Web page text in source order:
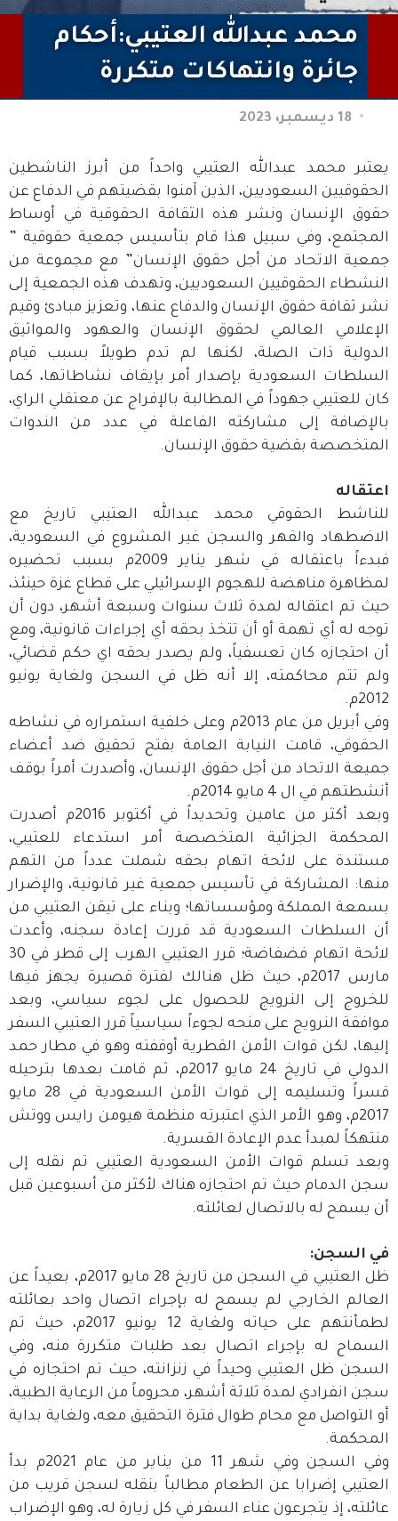
محمد عبدالله العتيبي:أحكام
جائرة وانتهاكات متكررة
18 ديسمبر، 2023
يعتبر محمد عبدالله العتيبي واحداً من أبرز الناشطين
الحقوقيين السعوديين، الذين آمنوا بقضيتهم في الدفاع عن
حقوق الإنسان ونشر هذه الثقافة الحقوقية في أوساط
المجتمع، وفي سبيل هذا قام بتأسيس جمعية حقوقية ”
جمعية الاتحاد من أجل حقوق الإنسان” مع مجموعة من
النشطاء الحقوقيين السعوديين، وتهدف هذه الجمعية إلى
نشر ثقافة حقوق الإنسان والدفاع عنها، وتعزيز مبادئ وقيم
الإعلامي العالمي لحقوق الإنسان والعهود والمواثيق
الدولية ذات الصلة، لكنها لم تدم طويلاً بسبب قيام
السلطات السعودية بإصدار أمر بإيقاف نشاطاتها، كما
كان للعتيبي جهوداً في المطالبة بالإفراج عن معتقلي الراي،
بالإضافة إلى مشاركته الفاعلة في عدد من الندوات
المتخصصة بقضية حقوق الإنسان.
اعتقاله
للناشط الحقوقي محمد عبدالله العتيبي تاريخ مع
الاضطهاد والقهر والسجن غير المشروع في السعودية،
فبدءاً باعتقاله في شهر يناير 2009م بسبب تحضيره
لمظاهرة مناهضة للهجوم الإسرائيلي على قطاع غزة حينئذ،
حيث تم اعتقاله لمدة ثلاث سنوات وسبعة أشهر، دون أن
توجه له أي تهمة أو أن تتخذ بحقه أي إجراءات قانونية، ومع
أن احتجازه كان تعسفياً، ولم يصدر بحقه اي حكم قضائي،
ولم تتم محاكمته، إلا أنه ظل في السجن ولغاية يونيو
2012م.
وفي أبريل من عام 2013م وعلى خلفية استمراره في نشاطه
الحقوقي، قامت النيابة العامة بفتح تحقيق ضد أعضاء
جميعة الاتحاد من أجل حقوق الإنسان، وأصدرت أمراً بوقف
أنشطتهم في ال 4 مايو 2014م.
وبعد أكثر من عامين وتحديداً في أكتوبر 2016م أصدرت
المحكمة الجزائية المتخصصة أمر استدعاء للعتيبي،
مستندة على لائحة اتهام بحقه شملت عدداً من التهم
منها: المشاركة في تأسيس جمعية غير قانونية، والإضرار
بسمعة المملكة ومؤسساتها؛ وبناء على تيقن العتيبي من
أن السلطات السعودية قد قررت إعادة سجنه، وأعدت
لائحة اتهام فضفاضة؛ قرر العتيبي الهرب إلى قطر في 30
مارس 2017م، حيث ظل هنالك لفترة قصيرة يجهز فيها
للخروج إلى النرويج للحصول على لجوء سياسي، وبعد
موافقة النرويج على منحه لجوءاً سياسياً قرر العتيبي السفر
إليها، لكن قوات الأمن القطرية أوقفته وهو في مطار حمد
الدولي في تاريخ 24 مايو 2017م، ثم قامت بعدها بترحيله
قسراً وتسليمه إلى قوات الأمن السعودية في 28 مايو
2017م، وهو الأمر الذي اعتبرته منظمة هيومن رايس ووتش
منتهكاً لمبدأ عدم الإعادة القسرية.
وبعد تسلم قوات الأمن السعودية العتيبي تم نقله إلى
سجن الدمام حيث تم احتجازه هناك لأكثر من أسبوعين قبل
أن يسمح له بالاتصال لعائلته.
في السجن:
ظل العتيبي في السجن من تاريخ 28 مايو 2017م، بعيداً عن
العالم الخارجي لم يسمح له بإجراء اتصال واحد بعائلته
لطمأنتهم على حياته ولغاية 12 يونيو 2017م، حيث تم
السماح له بإجراء اتصال بعد طلبات متكررة منه، وفي
السجن ظل العتيبي وحيداً في زنزانته، حيث تم احتجازه في
سجن انفرادي لمدة ثلاثة أشهر، محروماً من الرعاية الطبية،
أو التواصل مع محام طوال فترة التحقيق معه، ولغاية بداية
المحكمة.
وفي السجن وفي شهر 11 من يناير من عام 2021م بدأ
العتيبي إضرابا عن الطعام مطالباً بنقله لسجن قريب من
عائلته، إذ يتجرعون عناء السفر في كل زيارة له، وهو الإضراب